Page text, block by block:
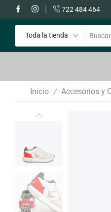
722 484 464
a partir de 60€
Inicio / Accesorios y